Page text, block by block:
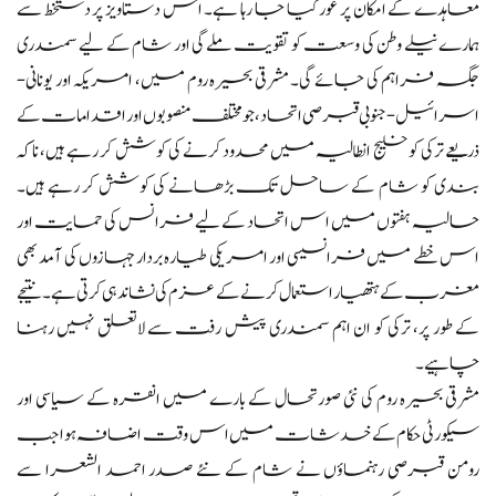
معاہدے کے امکان پر غور کیا جا رہا ہے۔ اس دستاویز پر دستخط سے
ہمارے نیلے وطن کی وسعت کو تقویت ملے گی اور شام کے لیے سمندری
جگہ فراہم کی جائے گی۔ مشرقی بحیرہ روم میں، امریکہ اور یونانی-
اسرائیل-جنوبی قبرصی اتحاد، جو مختلف منصوبوں اور اقدامات کے
ذریعے ترکی کو خلیج انطالیہ میں محدود کرنے کی کوشش کر رہے ہیں، ناکہ
بندی کو شام کے ساحل تک بڑھانے کی کوشش کر رہے ہیں۔
حالیہ ہفتوں میں اس اتحاد کے لیے فرانس کی حمایت اور
اس خطے میں فرانسیسی اور امریکی طیارہ بردار جہازوں کی آمد بھی
مغرب کے ہتھیار استعمال کرنے کے عزم کی نشاندہی کرتی ہے۔ نتیجے
کے طور پر، ترکی کو ان اہم سمندری پیش رفت سے لاتعلق نہیں رہنا
چاہیے۔
مشرقی بحیرہ روم کی نئی صورتحال کے بارے میں انقرہ کے سیاسی اور
سیکورٹی حکام کے خدشات میں اس وقت اضافہ ہوا جب
رومن قبرصی رہنماؤں نے شام کے نئے صدر احمد الشعرا سے